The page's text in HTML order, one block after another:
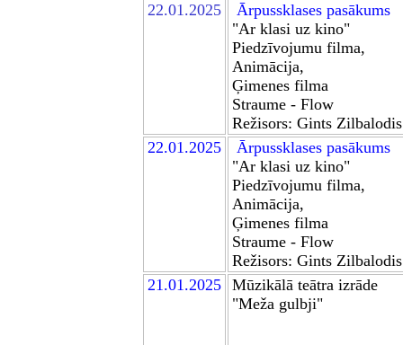
22.01.2025
Ārpussklases pasākums
"Ar klasi uz kino"
Piedzīvojumu filma,
Animācija,
Ģimenes filma
Straume - Flow
Režisors: Gints Zilbalodis
22.01.2025
Ārpussklases pasākums
"Ar klasi uz kino"
Piedzīvojumu filma,
Animācija,
Ģimenes filma
Straume - Flow
Režisors: Gints Zilbalodis
21.01.2025 Mūzikālā teātra izrāde
"Meža gulbji"